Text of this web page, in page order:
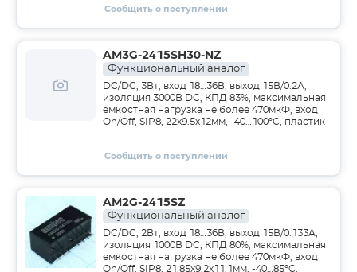
Сообщить о поступлении
AM3G-2415SH30-NZ
Функциональный аналог
DC/DC, 3Вт, вход 18…36В, выход 15В/0.2А,
изоляция 3000В DC, КПД 83%, максимальная
емкостная нагрузка не более 470мкФ, вход
On/Off, SIP8, 22x9.5x12мм, -40…100°C, пластик
Сообщить о поступлении
AM2G-2415SZ
Функциональный аналог
DC/DC, 2Вт, вход 18…36В, выход 15В/0.133А,
изоляция 1000В DC, КПД 80%, максимальная
емкостная нагрузка не более 470мкФ, вход
On/Off, SIP8, 21.85x9.2x11.1мм, -40…85°C,